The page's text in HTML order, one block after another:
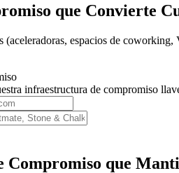
que Convierte
(aceleradoras, espacios de
infraestructura de compromiso
que